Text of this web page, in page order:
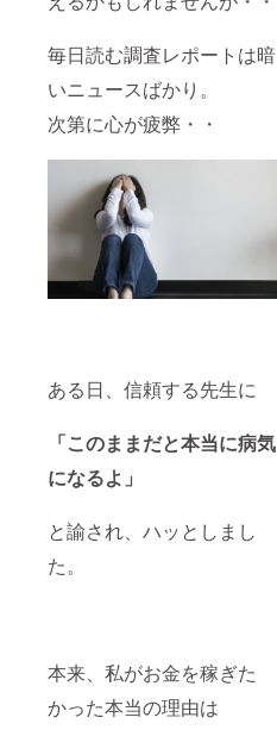
毎日読む調査レポートは暗
いニュースばかり。
次第に心が疲弊・・
ある日、信頼する先生に
「このままだと本当に病気
になるよ」
と諭され、ハッとしまし
た。
本来、私がお金を稼ぎた
かった本当の理由は